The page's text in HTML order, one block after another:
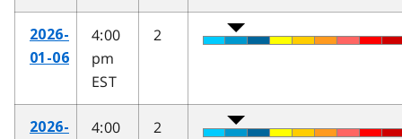
2026-
01-06
4:00
pm
EST
2
2026-
4:00
2